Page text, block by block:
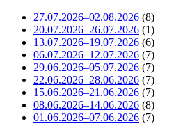
27.07.2026–02.08.2026 (8)
20.07.2026–26.07.2026 (1)
13.07.2026–19.07.2026 (6)
06.07.2026–12.07.2026 (7)
29.06.2026–05.07.2026 (7)
22.06.2026–28.06.2026 (7)
15.06.2026–21.06.2026 (7)
08.06.2026–14.06.2026 (8)
01.06.2026–07.06.2026 (7)